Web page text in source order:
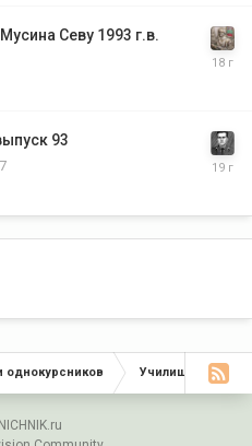
Севу 1993 г.в.
93
однокурсников Училища,